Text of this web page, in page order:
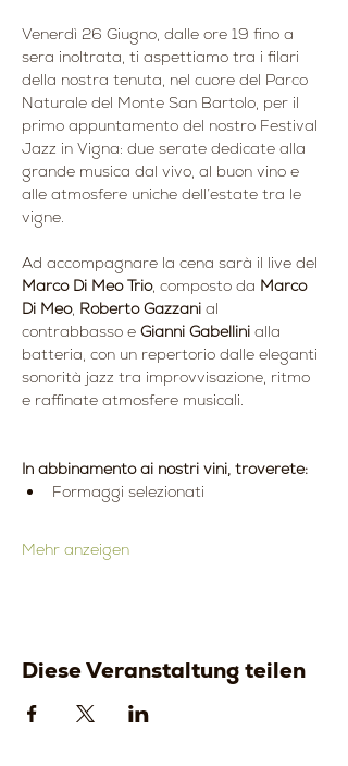
Venerdì 26 Giugno, dalle ore 19 fino a
sera inoltrata, ti aspettiamo tra i filari
della nostra tenuta, nel cuore del Parco
Naturale del Monte San Bartolo, per il
primo appuntamento del nostro Festival
Jazz in Vigna: due serate dedicate alla
grande musica dal vivo, al buon vino e
alle atmosfere uniche dell’estate tra le
vigne.
Ad accompagnare la cena sarà il live del
Marco Di Meo Trio, composto da Marco
Di Meo, Roberto Gazzani al
contrabbasso e Gianni Gabellini alla
batteria, con un repertorio dalle eleganti
sonorità jazz tra improvvisazione, ritmo
e raffinate atmosfere musicali.
In abbinamento ai nostri vini, troverete:
Formaggi selezionati
Mehr anzeigen
Diese Veranstaltung teilen